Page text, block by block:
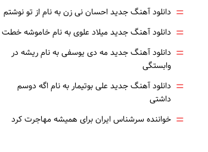
= دانلود آهنگ جدید احسان نی زن به نام از تو نوشتم
= دانلود آهنگ جدید میلاد علوی به نام خاموشه خطت
= دانلود آهنگ جدید مه دی یوسفی به نام ریشه در
وابستگی
= دانلود آهنگ جدید علی بوتیمار به نام اگه دوسم
داشتی
= خواننده سرشناس ایران برای همیشه مهاجرت کرد